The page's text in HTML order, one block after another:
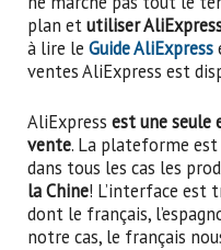
plan etutiliser
à lire leGuide AliExpress
ventes AliExpress est
AliExpressest une seule
vente. La plateforme est
dans tous les cas les
la Chine! L’interface est
dont le français,
notre cas, le français